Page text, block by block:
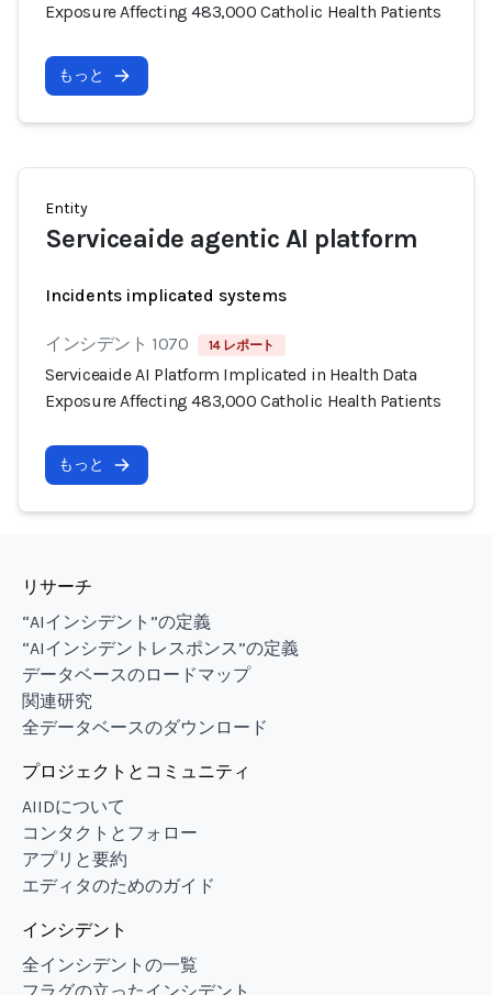
Exposure Affecting 483,000 Catholic Health Patients
もっと
Entity
Serviceaide agentic AI platform
Incidents implicated systems
インシデント 1070 14 レポート
Serviceaide AI Platform Implicated in Health Data
Exposure Affecting 483,000 Catholic Health Patients
もっと
リサーチ
“AIインシデント”の定義
“AIインシデントレスポンス”の定義
データベースのロードマップ
関連研究
全データベースのダウンロード
プロジェクトとコミュニティ
AIIDについて
コンタクトとフォロー
アプリと要約
エディタのためのガイド
インシデント
全インシデントの一覧